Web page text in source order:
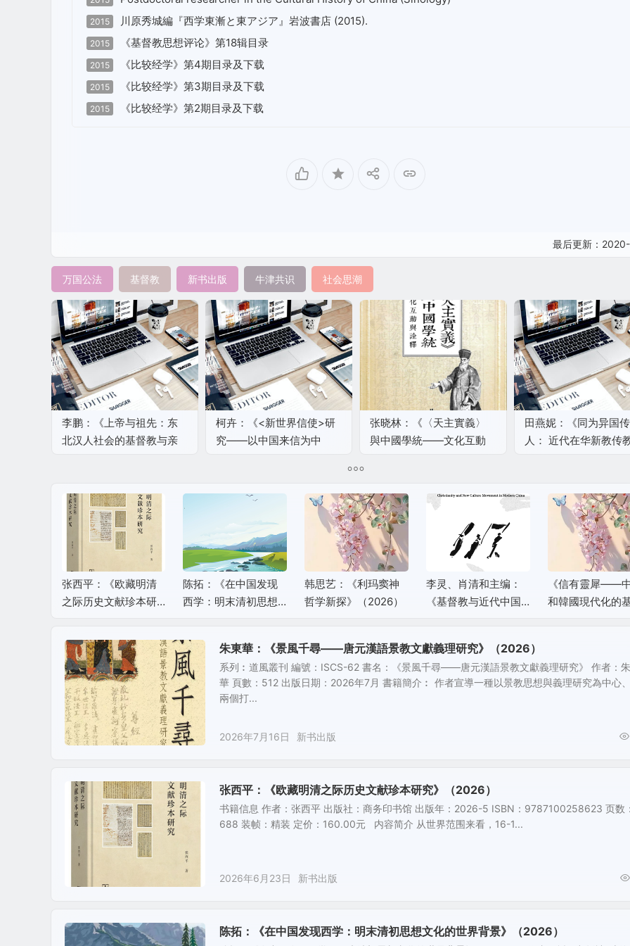
2015 川原秀城編『西学東漸と東アジア』岩波書店 (2015).
2015 《基督教思想评论》第18辑目录
2015 《比较经学》第4期目录及下载
2015 《比较经学》第3期目录及下载
2015 《比较经学》第2期目录及下载
最后更新：
万国公法 基督教 新书出版 牛津共识 社会思潮
李鹏：《上帝与祖先：东
北汉人社会的基督教与亲
柯卉：《<新世界信使>研
究——以中国来信为中
张晓林：《〈天主實義〉
與中國學統——文化互動
田燕妮：《同为异国
人： 近代在华新教传
（2018）
张西平：《欧藏明清
之际历史文献珍本研
陈拓：《在中国发现
西学：明末清初思想
韩思艺：《利玛窦神
哲学新探》（2026）
李灵、肖清和主编：
《基督教与近代中国
《信有靈犀——
和韓國現代化的
朱東華：《景風千尋——唐元漢語景教文獻義理研究》（2026）
系列︰道風叢刊 編號：ISCS-62 書名：《景風千尋——唐元漢語景教文獻義理研究》 作者：
華 頁數：512 出版日期：2026年7月 書籍簡介︰ 作者宣導一種以景教思想與義理研究為中心
兩個打...
2026年7月16日 新书出版
张西平：《欧藏明清之际历史文献珍本研究》（2026）
书籍信息 作者：张西平 出版社：商务印书馆 出版年：2026-5 ISBN：9787100258623 页数
688 装帧：精装 定价：160.00元 内容简介 从世界范围来看，16-1...
2026年6月23日 新书出版
陈拓：《在中国发现西学：明末清初思想文化的世界背景》（2026）